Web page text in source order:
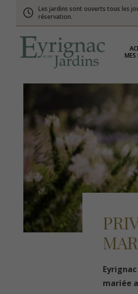
Les jardins sont ouverts tous les
réservation.
MES
mariée